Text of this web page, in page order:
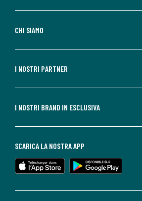
CHI SIAMO
I NOSTRI PARTNER
I NOSTRI BRAND IN ESCLUSIVA
SCARICA LA NOSTRA APP